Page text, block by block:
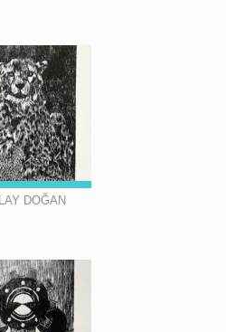
DOĞAN